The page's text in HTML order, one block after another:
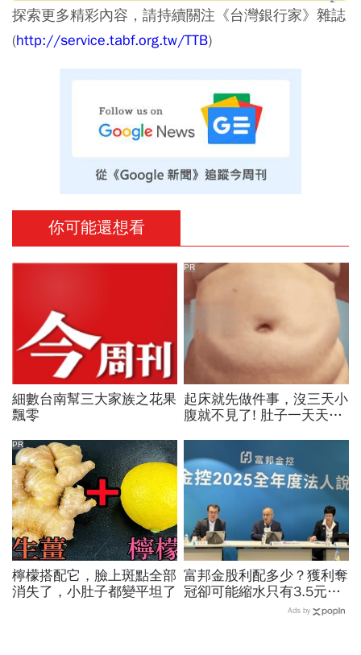
探索更多精彩內容，請持續關注《台灣銀行家》雜誌
(http://service.tabf.org.tw/TTB)
你可能還想看
細數台南幫三大家族之花果
飄零
起床就先做件事，沒三天小
腹就不見了! 肚子一天天變
PR
檸檬搭配它，臉上斑點全部
消失了，小肚子都變平坦了
PR
富邦金股利配多少？獲利奪
冠卻可能縮水只有3.5元？
韓蔚廷掛保證：配發率4-5
Ads by